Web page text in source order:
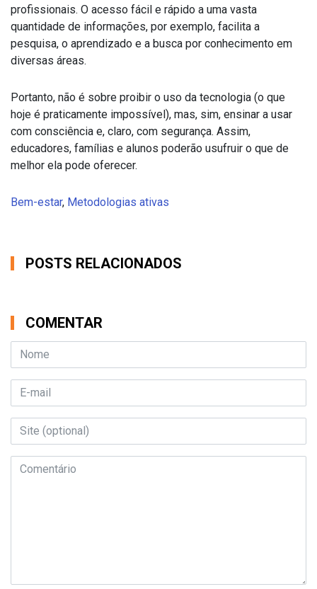
profissionais. O acesso fácil e rápido a uma vasta
quantidade de informações, por exemplo, facilita a
pesquisa, o aprendizado e a busca por conhecimento em
diversas áreas.
Portanto, não é sobre proibir o uso da tecnologia (o que
hoje é praticamente impossível), mas, sim, ensinar a usar
com consciência e, claro, com segurança. Assim,
educadores, famílias e alunos poderão usufruir o que de
melhor ela pode oferecer.
Bem-estar, Metodologias ativas
POSTS RELACIONADOS
COMENTAR